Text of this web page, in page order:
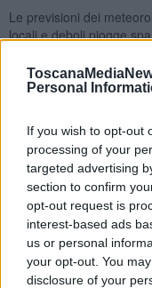
Personal
If you wish to opt-out
processing of your
targeted advertising
section to confirm
opt-out request is
interest-based ads
us or personal
your opt-out. You
disclosure of your
Le previsioni dei
locali e deboli piogge
tenderà ad aumentare.
Le precipitazioni
serata. Le temperature
dall'attenuazione dei